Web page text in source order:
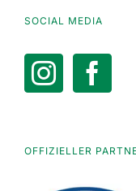
SOCIAL MEDIA
OFFIZIELLER